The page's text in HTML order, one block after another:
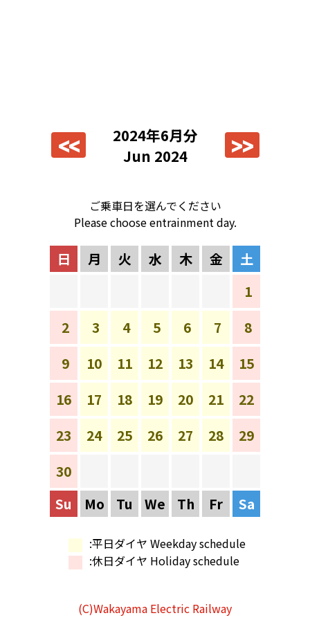
<<
2024年6月分
Jun 2024
>>
ご乗車日を選んでください
Please choose entrainment day.
日 月 火 水 木 金
土
1
2
3 4 5 6 7
8
9
10 11 12 13 14
15
16
17 18 19 20 21
22
23
24 25 26 27 28
29
30
Su
Mo Tu We Th Fr Sa
:平日ダイヤ Weekday schedule
:休日ダイヤ Holiday schedule
(C)Wakayama Electric Railway